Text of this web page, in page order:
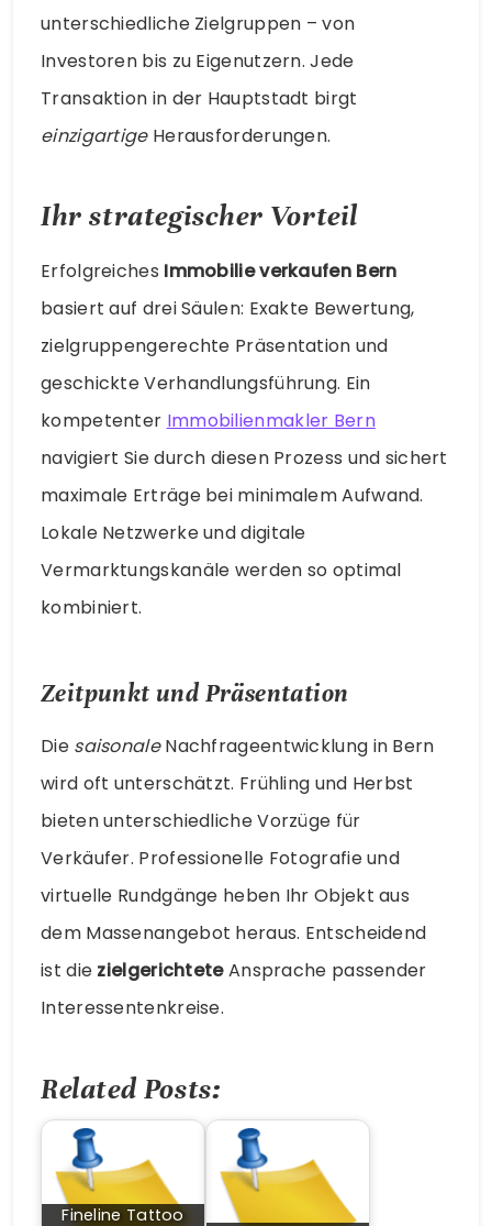
unterschiedliche Zielgruppen – von
Investoren bis zu Eigenutzern. Jede
Transaktion in der Hauptstadt birgt
einzigartigeHerausforderungen.
Ihr strategischer Vorteil
Erfolgreiches Immobilie verkaufen Bern
basiert auf drei Säulen: Exakte Bewertung,
zielgruppengerechte Präsentation und
geschickte Verhandlungsführung. Ein
kompetenter Immobilienmakler Bern
navigiert Sie durch diesen Prozess und sichert
maximale Erträge bei minimalem Aufwand.
Lokale Netzwerke und digitale
Vermarktungskanäle werden so optimal
kombiniert.
Zeitpunkt und Präsentation
Die saisonaleNachfrageentwicklung in Bern
wird oft unterschätzt. Frühling und Herbst
bieten unterschiedliche Vorzüge für
Verkäufer. Professionelle Fotografie und
virtuelle Rundgänge heben Ihr Objekt aus
dem Massenangebot heraus. Entscheidend
ist die zielgerichteteAnsprache passender
Interessentenkreise.
Related Posts:
Fineline Tattoo